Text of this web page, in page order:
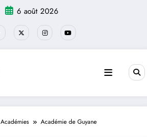
6 août 2026
Académies Académie de Guyane